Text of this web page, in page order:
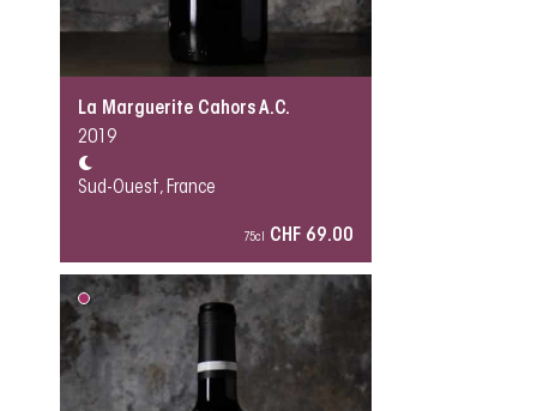
La Marguerite Cahors A.C.
2019
Sud-Ouest, France
75cl CHF 69.00